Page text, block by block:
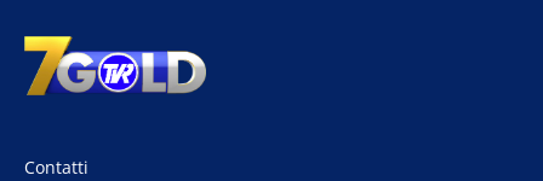
Contatti